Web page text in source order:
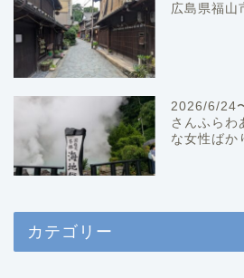
広島県福山
2026/6/24
さんふら
な女性ばか
カテゴリー